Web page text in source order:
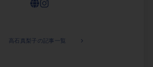
高石真梨子の記事一覧